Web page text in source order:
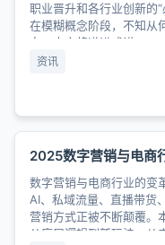
职业晋升和各行业创新的“
在模糊概念阶段，不知从
向。本文将递进式讲......
资讯
2025数字营销与电商
数字营销与电商行业的变
AI、私域流量、直播带货
营销方式正被不断颠覆。
从底层逻辑到新玩法、从